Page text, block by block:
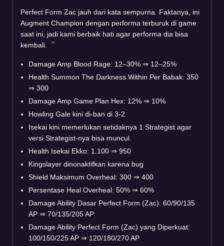
Perfect Form Zac jauh dari kata sempurna. Faktanya, ini
Augment Champion dengan performa terburuk di game
saat ini, jadi kami berbaik hati agar performa dia bisa
kembali.
Damage Amp Blood Rage: 12–30% ⇒ 12–25%
Health Summon The Darkness Within Per Babak: 350
⇒ 300
Damage Amp Game Plan Hex: 12% ⇒ 10%
Howling Gale kini di-ban di 3-2
Isekai kini memerlukan setidaknya 1 Strategist agar
versi Strategist-nya bisa muncul.
Health Isekai Ekko: 1.100 ⇒ 950
Kingslayer dinonaktifkan karena bug
Shield Maksimum Overheal: 300 ⇒ 400
Persentase Heal Overheal: 50% ⇒ 60%
Damage Ability Dasar Perfect Form (Zac): 60/90/135
AP ⇒ 70/135/205 AP
Damage Ability Perfect Form (Zac) yang Diperkuat:
100/150/225 AP ⇒ 120/180/270 AP